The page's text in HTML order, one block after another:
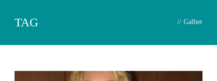
TAG // Gallier